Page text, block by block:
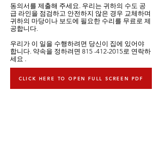
동의서를 제출해 주세요. 우리는 귀하의 수도 공
급 라인을 점검하고 안전하지 않은 경우 교체하며
귀하의 마당이나 보도에 필요한 수리를 무료로 제
공합니다.
우리가 이 일을 수행하려면 당신이 집에 있어야
합니다. 약속을 정하려면 815 -412-2015로 연락하
세요 .
CLICK HERE TO OPEN FULL SCREEN PDF